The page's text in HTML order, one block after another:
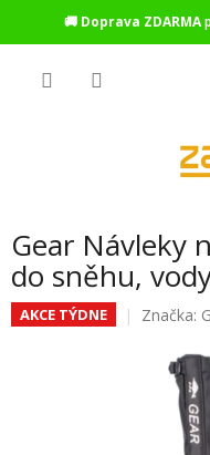
🚚 Doprava ZDARMA
Gear Návleky
do sněhu,
AKCE TÝDNE Značka: